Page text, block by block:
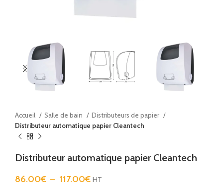
Accueil Salle de bain
Distributeurs de papier
Distributeur automatique papier Cleantech
Distributeur automatique papier Cleantech
86.00€ – 117.00€ HT